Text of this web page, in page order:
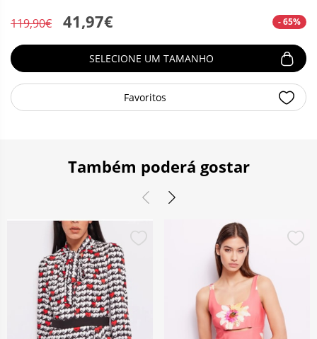
119,90€ 41,97€ - 65%
SELECIONE UM TAMANHO
Favoritos
Também poderá gostar